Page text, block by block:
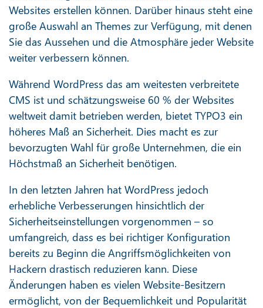
Websites erstellen können. Darüber hinaus steht eine
große Auswahl an Themes zur Verfügung, mit denen
Sie das Aussehen und die Atmosphäre jeder Website
weiter verbessern können.
Während WordPress das am weitesten verbreitete
CMS ist und schätzungsweise 60 % der Websites
weltweit damit betrieben werden, bietet TYPO3 ein
höheres Maß an Sicherheit. Dies macht es zur
bevorzugten Wahl für große Unternehmen, die ein
Höchstmaß an Sicherheit benötigen.
In den letzten Jahren hat WordPress jedoch
erhebliche Verbesserungen hinsichtlich der
Sicherheitseinstellungen vorgenommen – so
umfangreich, dass es bei richtiger Konfiguration
bereits zu Beginn die Angriffsmöglichkeiten von
Hackern drastisch reduzieren kann. Diese
Änderungen haben es vielen Website-Besitzern
ermöglicht, von der Bequemlichkeit und Popularität